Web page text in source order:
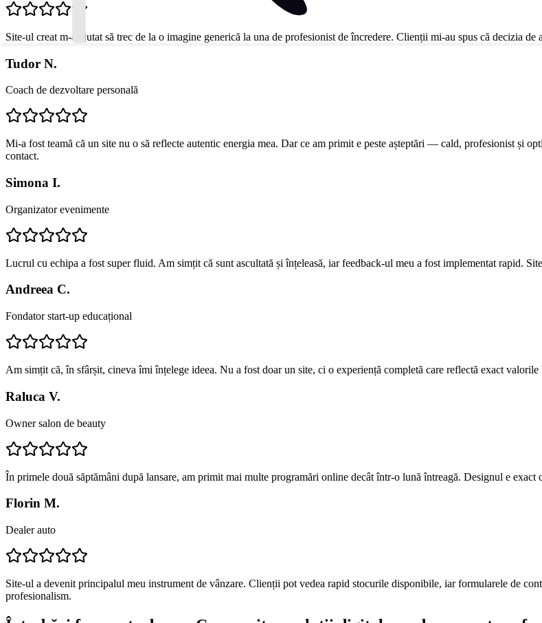
Site-ul creat m-a ajutat să trec de la o imagine generică la una de profesionist de încredere. Clienții mi-au spus că decizia
Tudor N.
Coach de dezvoltare personală
Mi-a fost teamă că un site nu o să reflecte autentic energia mea. Dar ce am primit e peste așteptări — cald, profesionist și
contact.
Simona I.
Organizator evenimente
Lucrul cu echipa a fost super fluid. Am simțit că sunt ascultată și înțeleasă, iar feedback-ul meu a fost implementat rapid.
Andreea C.
Fondator start-up educațional
Am simțit că, în sfârșit, cineva îmi înțelege ideea. Nu a fost doar un site, ci o experiență completă care reflectă exact
Raluca V.
Owner salon de beauty
În primele două săptămâni după lansare, am primit mai multe programări online decât într-o lună întreagă. Designul e
Florin M.
Dealer auto
Site-ul a devenit principalul meu instrument de vânzare. Clienții pot vedea rapid stocurile disponibile, iar formularele de
profesionalism.